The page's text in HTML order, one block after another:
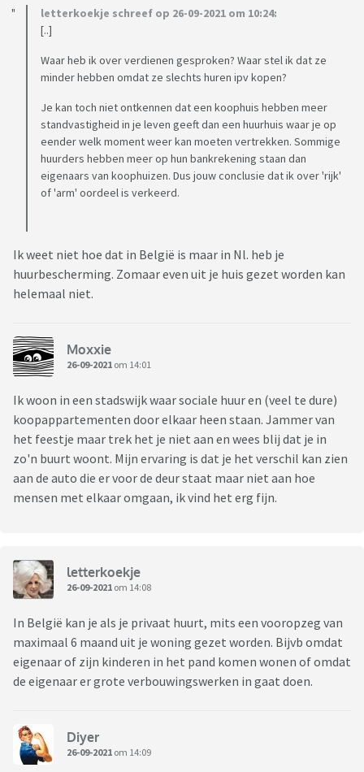
letterkoekje schreef op 26-09-2021 om 10:24:
[..]
Waar heb ik over verdienen gesproken? Waar stel ik dat ze
minder hebben omdat ze slechts huren ipv kopen?
Je kan toch niet ontkennen dat een koophuis hebben meer
standvastigheid in je leven geeft dan een huurhuis waar je op
eender welk moment weer kan moeten vertrekken. Sommige
huurders hebben meer op hun bankrekening staan dan
eigenaars van koophuizen. Dus jouw conclusie dat ik over 'rijk'
of 'arm' oordeel is verkeerd.
Ik weet niet hoe dat in België is maar in Nl. heb je
huurbescherming. Zomaar even uit je huis gezet worden kan
helemaal niet.
Moxxie
26-09-2021 om 14:01
Ik woon in een stadswijk waar sociale huur en (veel te dure)
koopappartementen door elkaar heen staan. Jammer van
het feestje maar trek het je niet aan en wees blij dat je in
zo'n buurt woont. Mijn ervaring is dat je het verschil kan zien
aan de auto die er voor de deur staat maar niet aan hoe
mensen met elkaar omgaan, ik vind het erg fijn.
letterkoekje
26-09-2021 om 14:08
In België kan je als je privaat huurt, mits een vooropzeg van
maximaal 6 maand uit je woning gezet worden. Bijvb omdat
eigenaar of zijn kinderen in het pand komen wonen of omdat
de eigenaar er grote verbouwingswerken in gaat doen.
Diyer
26-09-2021 om 14:09